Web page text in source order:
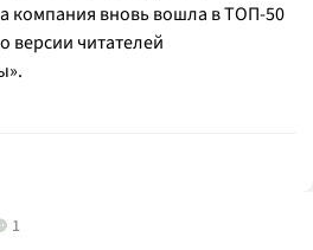
компания вновь вошла в ТОП-50
версии читателей
1